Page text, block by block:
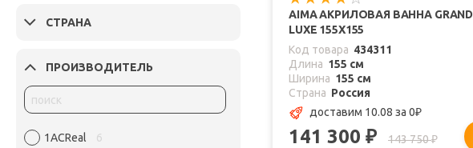
СТРАНА
ПРОИЗВОДИТЕЛЬ
1ACReal
6
AIMA АКРИЛОВАЯ ВАННА GRAND
LUXE 155X155
Код товара 434311
Длина 155 см
Ширина 155 см
Страна Россия
доставим 10.08 за 0₽
141 300 ₽ 143 750₽